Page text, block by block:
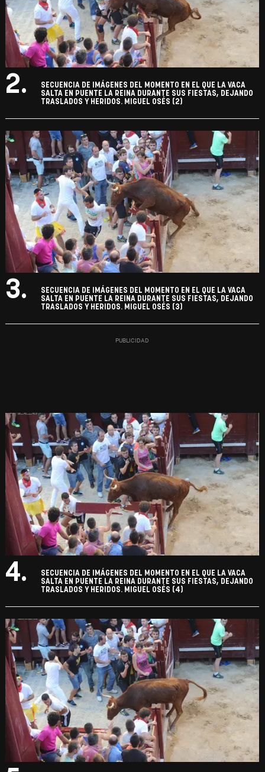
2.
SECUENCIA DE IMÁGENES DEL MOMENTO EN EL QUE LA VACA
SALTA EN PUENTE LA REINA DURANTE SUS FIESTAS, DEJANDO
TRASLADOS Y HERIDOS. MIGUEL OSÉS (2)
3.
SECUENCIA DE IMÁGENES DEL MOMENTO EN EL QUE LA VACA
SALTA EN PUENTE LA REINA DURANTE SUS FIESTAS, DEJANDO
TRASLADOS Y HERIDOS. MIGUEL OSÉS (3)
4.
SECUENCIA DE IMÁGENES DEL MOMENTO EN EL QUE LA VACA
SALTA EN PUENTE LA REINA DURANTE SUS FIESTAS, DEJANDO
TRASLADOS Y HERIDOS. MIGUEL OSÉS (4)